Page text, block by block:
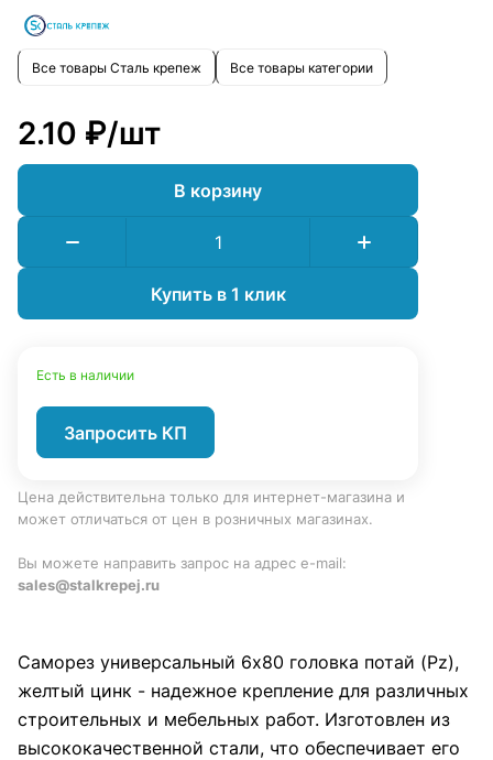
Все товары Сталь крепеж Все товары категории
2.10 ₽/шт
В корзину
Купить в 1 клик
Есть в наличии
Запросить КП
Цена действительна только для интернет-магазина и
может отличаться от цен в розничных магазинах.
Вы можете направить запрос на адрес e-mail:
sales@stalkrepej.ru
Саморез универсальный 6х80 головка потай (Pz),
желтый цинк - надежное крепление для различных
строительных и мебельных работ. Изготовлен из
высококачественной стали, что обеспечивает его